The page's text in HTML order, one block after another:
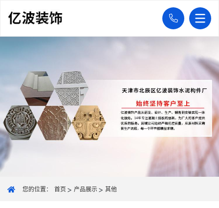
您的位置： 首页 产品展示 其他